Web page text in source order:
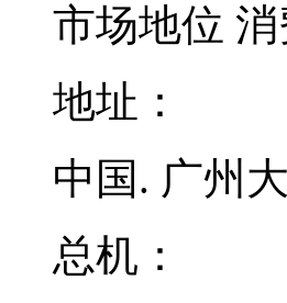
市场地位
地址：
中国. 广州
总机：